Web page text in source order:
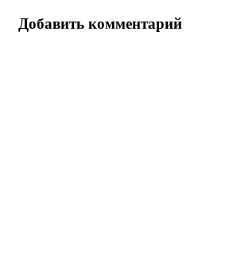
Добавить комментарий